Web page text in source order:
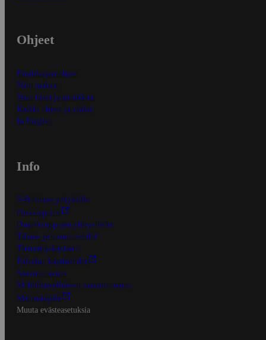
Ohjeet
Ensitilaajan ohjeet
Näin maksat
Näin tilaat ja muokkaat
Kaikki ohjeet ja vinkit
In English
Info
S-Business yrityksille
Oiva-raportit
Osuuskauppojen yhteystiedot
Tilaus- ja toimitusehdot
Tietosuojakäytäntö
Palvelun käyttöehdot
Saavutettavuus
Mobiilisovelluksen saavutettavuus
Mainostajalle
Muuta evästeasetuksia